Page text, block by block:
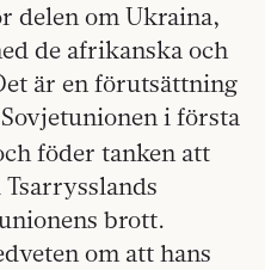
delen om Ukraina,
de afrikanska och
är en förutsättning
i första
föder tanken att
brott.
om att hans